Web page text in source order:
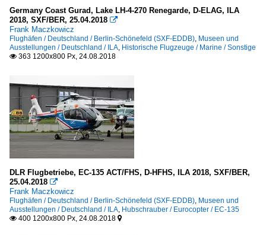
Germany Coast Gurad, Lake LH-4-270 Renegarde, D-ELAG, ILA
2018, SXF/BER, 25.04.2018 
Frank Maczkowicz
Flughäfen / Deutschland / Berlin-Schönefeld (SXF-EDDB), Museen und
Ausstellungen / Deutschland / ILA, Historische Flugzeuge / Marine / Sonstige
 363 1200x800 Px, 24.08.2018
DLR Flugbetriebe, EC-135 ACT/FHS, D-HFHS, ILA 2018, SXF/BER,
25.04.2018 
Frank Maczkowicz
Flughäfen / Deutschland / Berlin-Schönefeld (SXF-EDDB), Museen und
Ausstellungen / Deutschland / ILA, Hubschrauber / Eurocopter / EC-135
 400 1200x800 Px, 24.08.2018 